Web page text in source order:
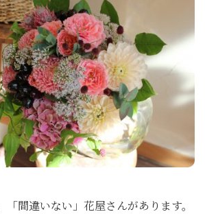
「間違いない」花屋さんがあります。